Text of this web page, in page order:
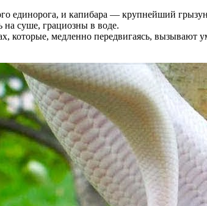
единорога, и капибара — крупнейший
суше, грациозны в воде.
которые, медленно передвигаясь, вызывают